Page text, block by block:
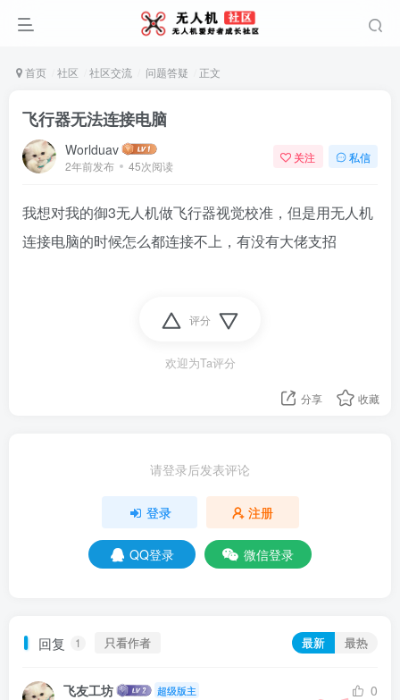
首页 社区 社区交流 问题答疑 正文
飞行器无法连接电脑
Worlduav
2年前发布 45次阅读
关注 私信
我想对我的御3无人机做飞行器视觉校准，但是用无人机
连接电脑的时候怎么都连接不上，有没有大佬支招
评分
欢迎为Ta评分
分享 收藏
请登录后发表评论
登录 注册
QQ登录 微信登录
回复 1 只看作者 最新 最热
飞友工坊 超级版主
0